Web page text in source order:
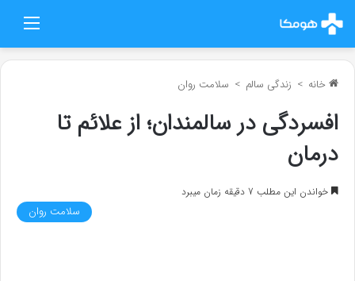
خانه > زندگی سالم > سلامت روان
افسردگی در سالمندان؛ از علائم تا
درمان
خواندن این مطلب 7 دقیقه زمان میبرد
سلامت روان